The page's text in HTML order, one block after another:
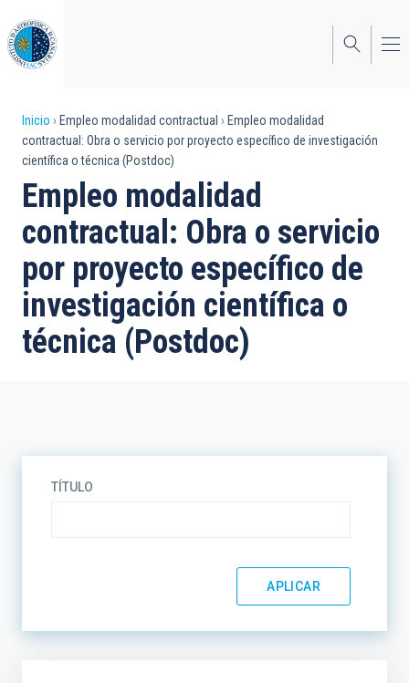
al
contenido
principal
Sobrescribir
enlaces
de
ayuda
a
la
navegación
Inicio Empleo modalidad contractual
Empleo modalidad
contractual: Obra o servicio por proyecto específico de investigación
científica o técnica (Postdoc)
Empleo modalidad
contractual: Obra o servicio
por proyecto específico de
investigación científica o
técnica (Postdoc)
TÍTULO